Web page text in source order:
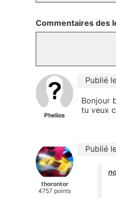
Commentaires des
Phelios
Publié
Bonjour
tu veux
thorontor
4757 points
Publié